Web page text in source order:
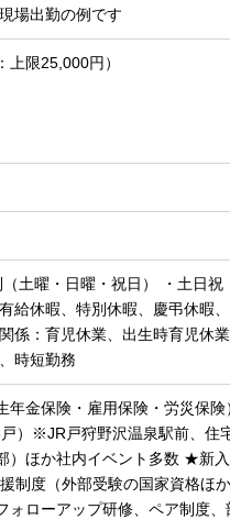
場出勤の例です
限25,000円）
土曜・日曜・祝日） ・土日祝
給休暇、特別休暇、慶弔休暇
係：育児休業、出生時育児休
時短勤務
金保険・雇用保険・労災保
）※JR戸狩野沢温泉駅前、住
）ほか社内イベント多数 ★新
制度（外部受験の国家資格ほ
ォローアップ研修、ペア制度